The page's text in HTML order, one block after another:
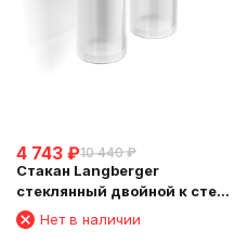
4 743 ₽10 440 ₽
Стакан Langberger
стеклянный двойной к стене
круглый 11019A
Нет в наличии